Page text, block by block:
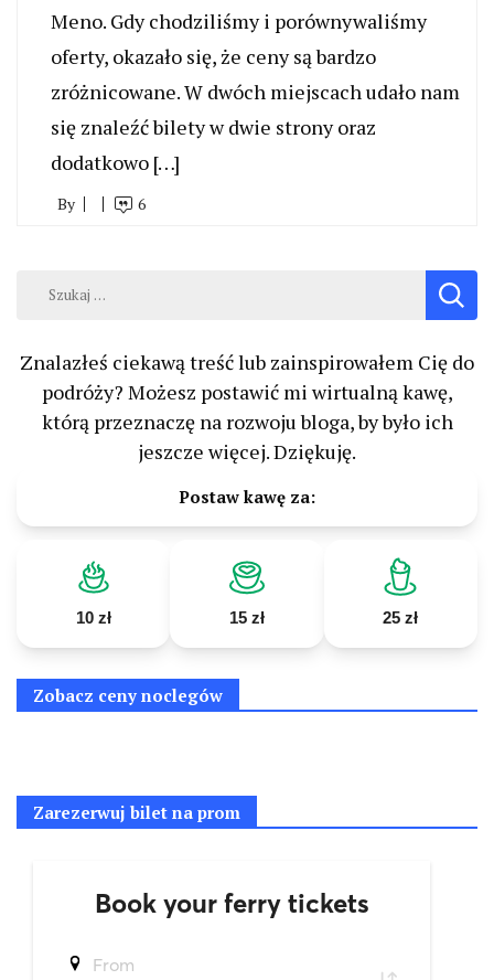
Meno. Gdy chodziliśmy i porównywaliśmy
oferty, okazało się, że ceny są bardzo
zróżnicowane. W dwóch miejscach udało nam
się znaleźć bilety w dwie strony oraz
dodatkowo […]
By 6
Szukaj:
Znalazłeś ciekawą treść lub zainspirowałem Cię do
podróży? Możesz postawić mi wirtualną kawę,
którą przeznaczę na rozwoju bloga, by było ich
jeszcze więcej. Dziękuję.
Postaw kawę za:
10 zł 15 zł 25 zł
Zobacz ceny noclegów
Zarezerwuj bilet na prom